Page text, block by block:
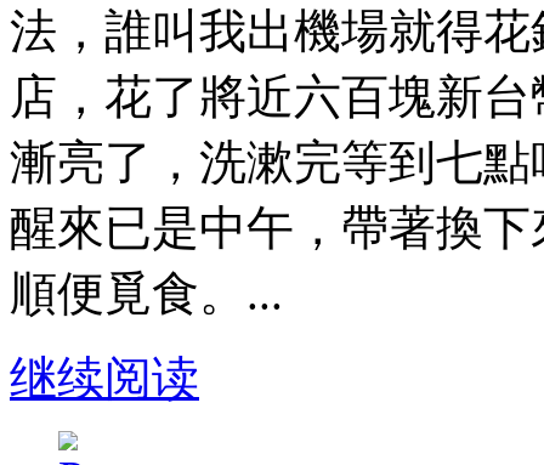
法，誰叫我出機場就得
店，花了將近六百塊新
漸亮了，洗漱完等到七
醒來已是中午，帶著換
順便覓食。...
继续阅读